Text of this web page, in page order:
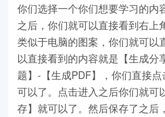
你们选择一个你们想要学习的内
之后，你们就可以直接看到右上
类似于电脑的图案，你们就可以
以直接看到的内容就是【生成分
题】-【生成PDF】，你们直接
可以了。点击进入之后你们就可
存】就可以了。然后保存了之后